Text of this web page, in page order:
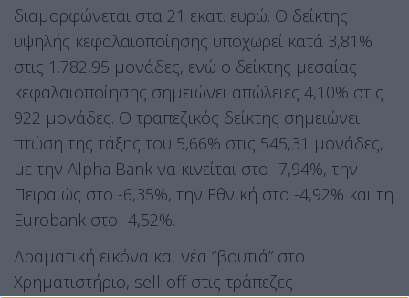
διαμορφώνεται στα 21 εκατ. ευρώ. Ο δείκτης
υψηλής κεφαλαιοποίησης υποχωρεί κατά 3,81%
στις 1.782,95 μονάδες, ενώ ο δείκτης μεσαίας
κεφαλαιοποίησης σημειώνει απώλειες 4,10% στις
922 μονάδες. Ο τραπεζικός δείκτης σημειώνει
πτώση της τάξης του 5,66% στις 545,31 μονάδες,
με την Alpha Bank να κινείται στο -7,94%, την
Πειραιώς στο -6,35%, την Εθνική στο -4,92% και τη
Eurobank στο -4,52%.
Δραματική εικόνα και νέα “βουτιά” στο
Χρηματιστήριο, sell-off στις τράπεζες